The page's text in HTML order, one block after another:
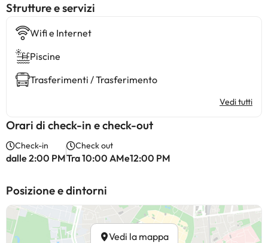
​Strutture e servizi
Wifi e Internet
Piscine
Trasferimenti / Trasferimento
Vedi tutti
Orari di check-in e check-out
Check-in
dalle 2:00 PM
Check out
Tra 10:00 AMe12:00 PM
Posizione e dintorni
Vedi la mappa